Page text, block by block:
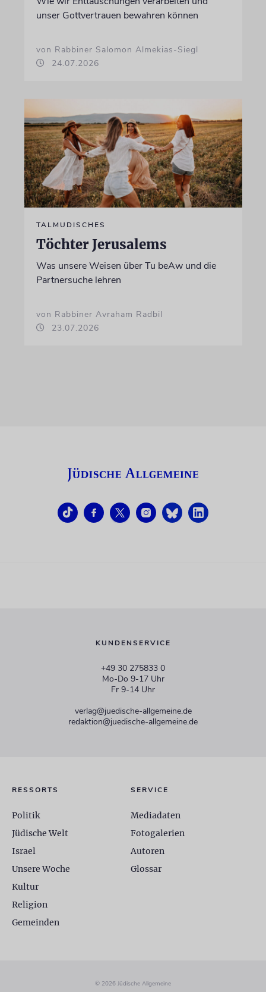
unser Gottvertrauen bewahren können
von Rabbiner Salomon Almekias-Siegl
24.07.2026
TALMUDISCHES
Töchter Jerusalems
Was unsere Weisen über Tu beAw und die
Partnersuche lehren
von Rabbiner Avraham Radbil
23.07.2026
KUNDENSERVICE
+49 30 275833 0
Mo-Do 9-17 Uhr
Fr 9-14 Uhr
verlag@juedische-allgemeine.de
redaktion@juedische-allgemeine.de
RESSORTS
Politik
Jüdische Welt
Israel
Unsere Woche
Kultur
Religion
Gemeinden
SERVICE
Mediadaten
Fotogalerien
Autoren
Glossar
© 2026 Jüdische Allgemeine